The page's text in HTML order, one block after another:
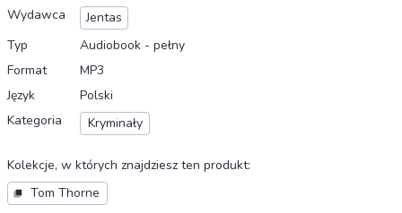
Wydawca
Jentas
Typ
Audiobook - pełny
Format
MP3
Język
Polski
Kategoria
Kryminały
Kolekcje, w których znajdziesz ten produkt:
Tom Thorne